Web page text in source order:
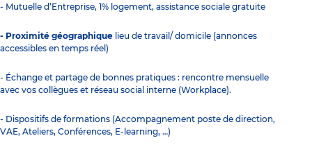
- Mutuelle d’Entreprise, 1% logement, assistance sociale gratuite
- Proximité géographique lieu de travail/ domicile (annonces
accessibles en temps réel)
- Échange et partage de bonnes pratiques : rencontre mensuelle
avec vos collègues et réseau social interne (Workplace).
- Dispositifs de formations (Accompagnement poste de direction,
VAE, Ateliers, Conférences, E-learning, …)